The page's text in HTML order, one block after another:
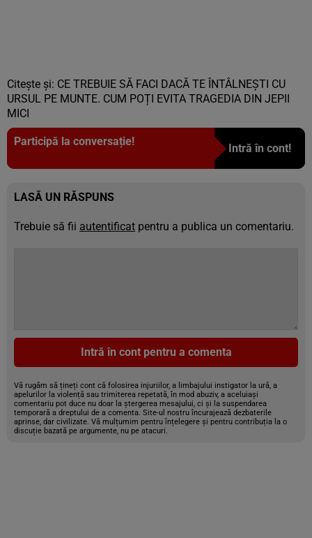
Citește și: CE TREBUIE SĂ FACI DACĂ TE ÎNTÂLNEȘTI CU
URSUL PE MUNTE. CUM POȚI EVITA TRAGEDIA DIN JEPII
MICI
Participă la conversație!
Intră în cont!
LASĂ UN RĂSPUNS
Trebuie să fii autentificat pentru a publica un comentariu.
Intră în cont pentru a comenta
Vă rugăm să țineți cont că folosirea injuriilor, a limbajului instigator la ură, a
apelurilor la violență sau trimiterea repetată, în mod abuziv, a aceluiași
comentariu pot duce nu doar la ștergerea mesajului, ci și la suspendarea
temporară a dreptului de a comenta. Site-ul nostru încurajează dezbaterile
aprinse, dar civilizate. Vă mulțumim pentru înțelegere și pentru contribuția la o
discuție bazată pe argumente, nu pe atacuri.